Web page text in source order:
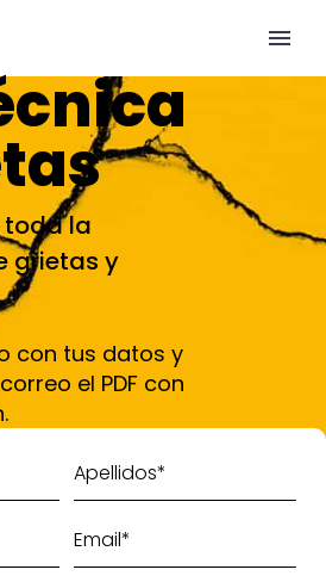
toda la
grietas y
con tus datos y
el PDF con